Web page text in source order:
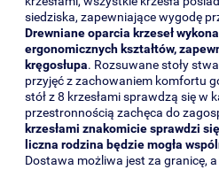
siedziska, zapewniające wygodę
Drewniane oparcia krzeseł
ergonomicznych kształtów,
kręgosłupa. Rozsuwane stoły
przyjęć z zachowaniem komfortu
stół z 8 krzesłami sprawdzą się w
przestronnością zachęca do
krzesłami znakomicie sprawdzi
liczna rodzina będzie mogła
Dostawa możliwa jest za granicę,